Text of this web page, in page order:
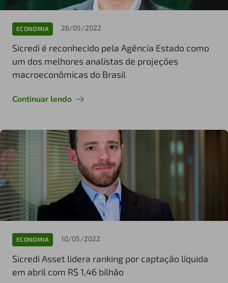
ECONOMIA 26/05/2022
Sicredi é reconhecido pela Agência Estado como
um dos melhores analistas de projeções
macroeconômicas do Brasil
Continuar lendo
ECONOMIA 10/05/2022
Sicredi Asset lidera ranking por captação líquida
em abril com R$ 1,46 bilhão